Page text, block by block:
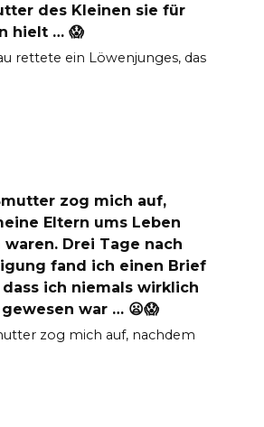
des Kleinen sie für
hielt … 😱
rettete ein Löwenjunges, das
zog mich auf,
Eltern ums Leben
Drei Tage nach
fand ich einen Brief
ich niemals wirklich
war … 😦😱
zog mich auf, nachdem